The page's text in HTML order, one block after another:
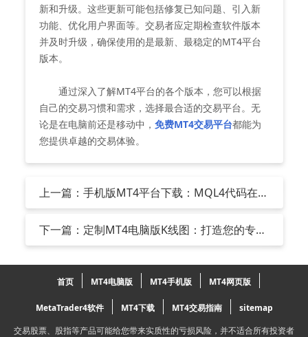
新和升级。这些更新可能包括修复已知问题、引入新
功能、优化用户界面等。交易者应定期检查软件版本
并及时升级，确保使用的是最新、最稳定的MT4平台
版本。
通过深入了解MT4平台的各个版本，您可以根据
自己的交易习惯和需求，选择最合适的交易平台。无
论是在电脑前还是移动中， 免费MT4交易平台都能为
您提供卓越的交易体验。
上一篇：手机版MT4平台下载：MQL4代码在交
易自动化中的核心作用
下一篇：定制MT4电脑版K线图：打造您的专属
交易视图
首页 MT4电脑版 MT4手机版 MT4网页版
MetaTrader4软件 MT4下载 MT4交易指南
sitemap
交易股票、股指等产品可能给您带来实质性的亏损风险，并不适合所有投资者